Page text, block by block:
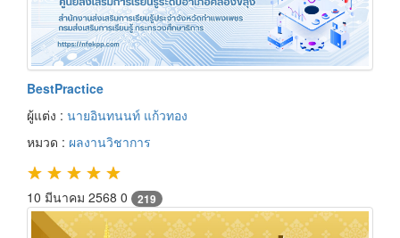
BestPractice
ผู้แต่ง : นายอินทนนท์ แก้วทอง
หมวด : ผลงานวิชาการ
★ ★ ★ ★ ★
10 มีนาคม 2568 0 219